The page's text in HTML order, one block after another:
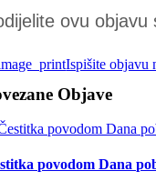
ovu objavu
Ispišite objavu
Objave
povodom Dana